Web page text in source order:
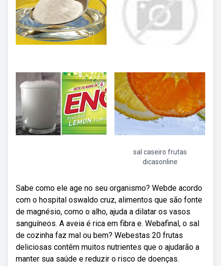
sal caseiro frutas
dicasonline
Sabe como ele age no seu organismo? Webde acordo
com o hospital oswaldo cruz, alimentos que são fonte
de magnésio, como o alho, ajuda a dilatar os vasos
sanguíneos. A aveia é rica em fibra e. Webafinal, o sal
de cozinha faz mal ou bem? Webestas 20 frutas
deliciosas contêm muitos nutrientes que o ajudarão a
manter sua saúde e reduzir o risco de doenças.